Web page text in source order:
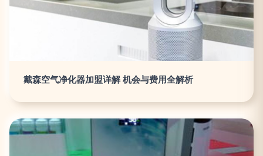
戴森空气净化器加盟详解 机会与费用全解析